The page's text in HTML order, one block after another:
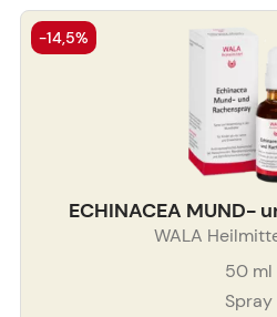
ECHINACEA MUND-
WALA
50ml
Spray
-14,5%